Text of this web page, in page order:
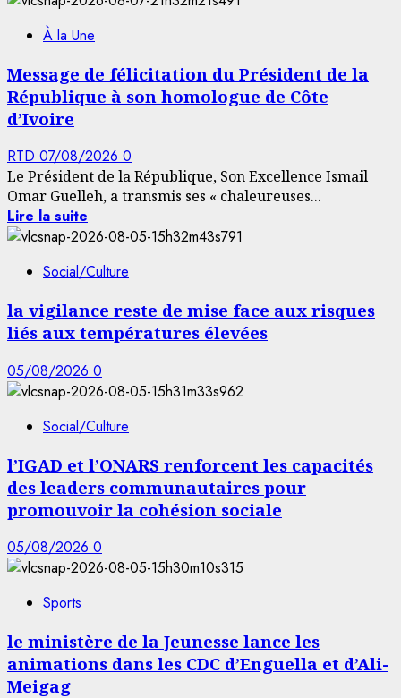
À la Une
Message de félicitation du Président de la
République à son homologue de Côte
d’Ivoire
RTD 07/08/2026 0
Le Président de la République, Son Excellence Ismail
Omar Guelleh, a transmis ses « chaleureuses...
Lire la suite
Social/Culture
la vigilance reste de mise face aux risques
liés aux températures élevées
05/08/2026 0
Social/Culture
l’IGAD et l’ONARS renforcent les capacités
des leaders communautaires pour
promouvoir la cohésion sociale
05/08/2026 0
Sports
le ministère de la Jeunesse lance les
animations dans les CDC d’Enguella et d’Ali-
Meigag